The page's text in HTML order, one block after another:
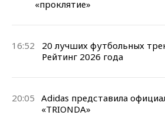
«проклятие»
16:52
20 лучших футбольных
Рейтинг 2026 года
20:05
Adidas представила
«TRIONDA»